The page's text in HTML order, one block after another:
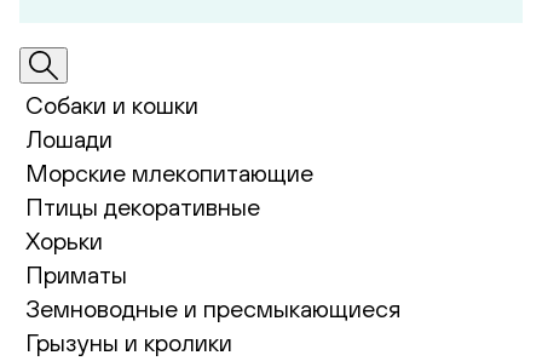
Собаки и кошки
Лошади
Морские млекопитающие
Птицы декоративные
Хорьки
Приматы
Земноводные и пресмыкающиеся
Грызуны и кролики